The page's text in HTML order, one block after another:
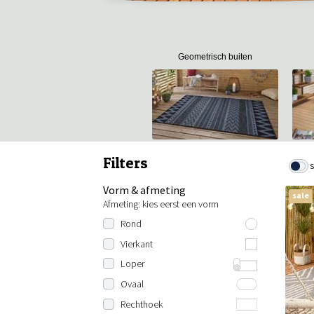
Geometrisch buiten
Filters
Vorm & afmeting
Afmeting: kies eerst een vorm
Rond
80 cm rond
100 cm rond
120 cm rond
140 cm rond
Vierkant
100x100 cm
120x120 cm
130x130 cm
Loper
Lengte: 200 cm
Lengte: 230 cm
Ovaal
100x150 cm
Rechthoek
sale